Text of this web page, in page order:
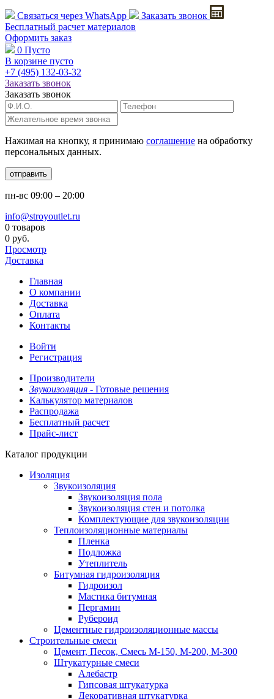
Связаться через WhatsApp
Заказать звонок
Бесплатный расчет материалов
Оформить заказ
0 Пусто
В корзине пусто
+7 (495) 132-03-32
Заказать звонок
Заказать звонок
Нажимая на кнопку, я принимаю соглашение на обработку
персональных данных.
отправить
пн-вс 09:00 – 20:00
info@stroyoutlet.ru
0 товаров
0 руб.
Просмотр
Доставка
Главная
О компании
Доставка
Оплата
Контакты
Войти
Регистрация
Производители
Звукоизоляция - Готовые решения
Калькулятор материалов
Распродажа
Бесплатный расчет
Прайс-лист
Каталог продукции
Изоляция
Звукоизоляция
Звукоизоляция пола
Звукоизоляция стен и потолка
Комплектующие для звукоизоляции
Теплоизоляционные материалы
Пленка
Подложка
Утеплитель
Битумная гидроизоляция
Гидроизол
Мастика битумная
Пергамин
Рубероид
Цементные гидроизоляционные массы
Строительные смеси
Цемент, Песок, Смесь М-150, М-200, М-300
Штукатурные смеси
Алебастр
Гипсовая штукатурка
Декоративная штукатурка